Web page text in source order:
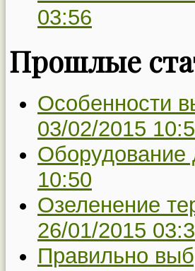
03:56
Прошлые
Особенности
03/02/2015
Оборудование
10:50
Озеленение
26/01/2015
Правильно